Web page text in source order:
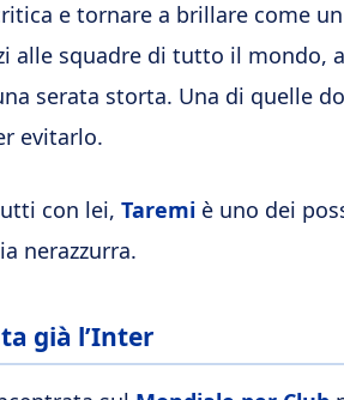
e tornare a brillare come
alle squadre di tutto il mondo,
serata storta. Una di quelle
evitarlo.
con lei, Taremi è uno dei
nerazzurra.
già l’Inter